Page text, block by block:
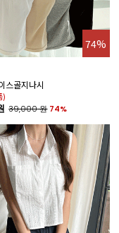
74%
스골지나시
)
39,000원 74%